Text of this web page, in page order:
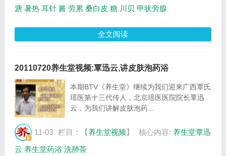
溏 暑热 耳针 酱 劳累 桑白皮 糖 川贝 甲状旁腺
全文阅读
20110720养生堂视频:覃迅云,讲皮肤泡药浴
本期BTV《养生堂》继续为我们迎来广西覃氏
瑶医第十三代传人，北京瑶医医院院长覃迅
云，为我们讲解皮肤泡药...
11-03 栏目：【养生堂视频】 核心内容: 养生堂覃迅
云 养生堂药浴 洗肺茶